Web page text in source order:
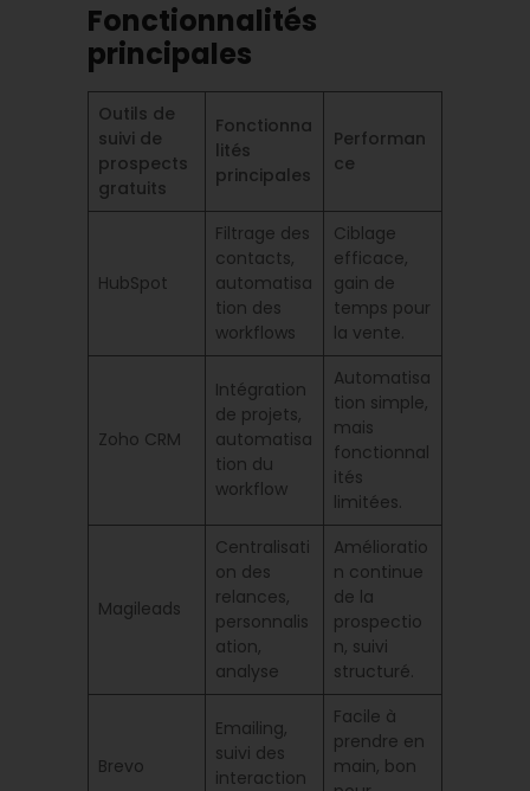
Fonctionnalités
principales
Outils de
suivi de
prospects
gratuits
Fonctionna
lités
principales
Performan
ce
HubSpot
Filtrage des
contacts,
automatisa
tion des
workflows
Ciblage
efficace,
gain de
temps pour
la vente.
Zoho CRM
Intégration
de projets,
automatisa
tion du
workflow
Automatisa
tion simple,
mais
fonctionnal
ités
limitées.
Magileads
Centralisati
on des
relances,
personnalis
ation,
analyse
Amélioratio
n continue
de la
prospectio
n, suivi
structuré.
Brevo
Emailing,
suivi des
interaction
Facile à
prendre en
main, bon